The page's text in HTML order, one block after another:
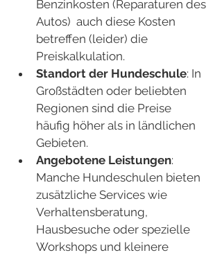
Benzinkosten (Reparaturen des
Autos)  auch diese Kosten
betreffen (leider) die
Preiskalkulation.
Standort der Hundeschule: In
Großstädten oder beliebten
Regionen sind die Preise
häufig höher als in ländlichen
Gebieten.
Angebotene Leistungen:
Manche Hundeschulen bieten
zusätzliche Services wie
Verhaltensberatung,
Hausbesuche oder spezielle
Workshops und kleinere